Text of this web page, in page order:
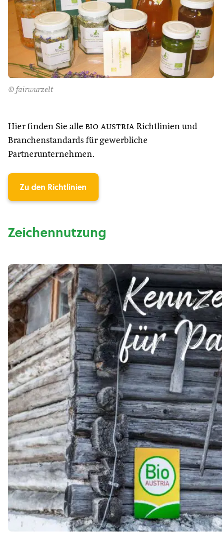
© fairwurzelt
Hier finden Sie alle bio austria Richtlinien und
Branchenstandards für gewerbliche
Partnerunternehmen.
Zu den Richtlinien
Zeichennutzung